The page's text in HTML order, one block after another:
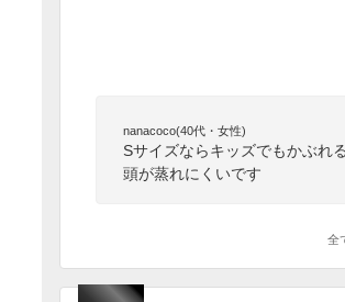
nanacoco(40代・女性)
Sサイズならキッズでもかぶれ
頭が蒸れにくいです
全